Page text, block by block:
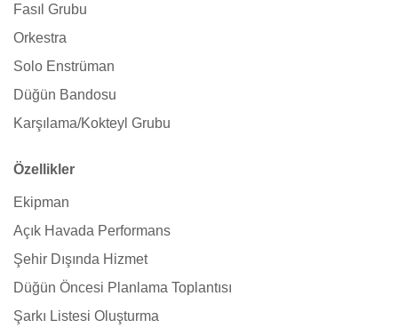
Fasıl Grubu
Orkestra
Solo Enstrüman
Düğün Bandosu
Karşılama/Kokteyl Grubu
Özellikler
Ekipman
Açık Havada Performans
Şehir Dışında Hizmet
Düğün Öncesi Planlama Toplantısı
Şarkı Listesi Oluşturma